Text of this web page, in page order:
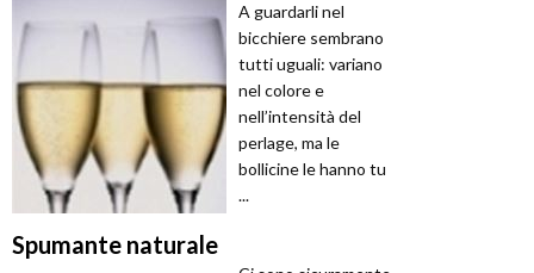
A guardarli nel
bicchiere sembrano
tutti uguali: variano
nel colore e
nell’intensità del
perlage, ma le
bollicine le hanno tu
...
Spumante naturale